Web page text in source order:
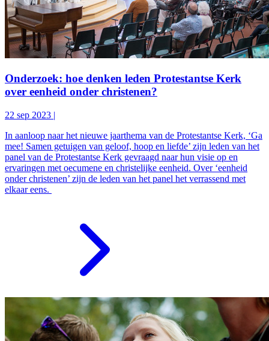
Onderzoek: hoe denken leden Protestantse Kerk
over eenheid onder christenen?
22 sep 2023 |
In aanloop naar het nieuwe jaarthema van de Protestantse Kerk, ‘Ga
mee! Samen getuigen van geloof, hoop en liefde’ zijn leden van het
panel van de Protestantse Kerk gevraagd naar hun visie op en
ervaringen met oecumene en christelijke eenheid. Over ‘eenheid
onder christenen’ zijn de leden van het panel het verrassend met
elkaar eens.